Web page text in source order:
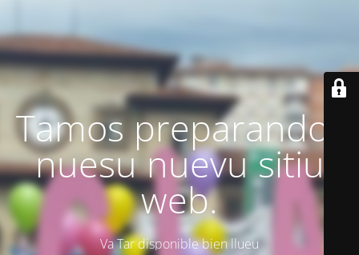
Tamos preparando'l
nuesu nuevu sitiu
web.
Va Tar disponible bien llueu